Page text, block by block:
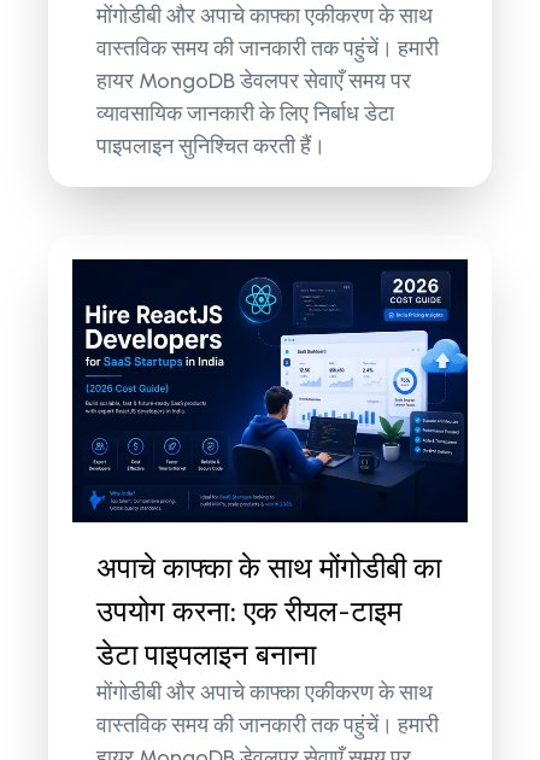
मोंगोडीबी और अपाचे काफ्का एकीकरण के साथ
वास्तविक समय की जानकारी तक पहुंचें। हमारी
हायर MongoDB डेवलपर सेवाएँ समय पर
व्यावसायिक जानकारी के लिए निर्बाध डेटा
पाइपलाइन सुनिश्चित करती हैं।
अपाचे काफ्का के साथ मोंगोडीबी का
उपयोग करना: एक रीयल-टाइम
डेटा पाइपलाइन बनाना
मोंगोडीबी और अपाचे काफ्का एकीकरण के साथ
वास्तविक समय की जानकारी तक पहुंचें। हमारी